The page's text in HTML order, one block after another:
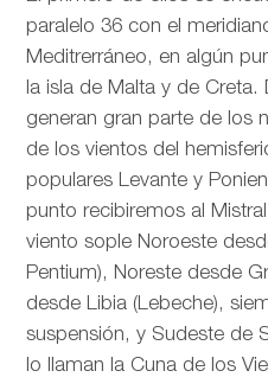
paralelo 36 con el
Meditrerráneo, en algún
la isla de Malta y de Creta.
generan gran parte de los
de los vientos del
populares Levante y
punto recibiremos al
viento sople Noroeste
Pentium), Noreste desde
desde Libia (Lebeche),
suspensión, y Sudeste de
lo llaman la Cuna de los